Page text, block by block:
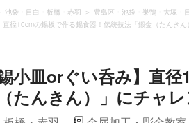
池袋・目白・板橋・赤羽 豊島区・池袋・巣鴨・大塚・
直径10cmの錫板で作る錫食器！伝統技法「鍛金（たんきん
小皿orぐい呑み】直
たんきん）」にチャレ